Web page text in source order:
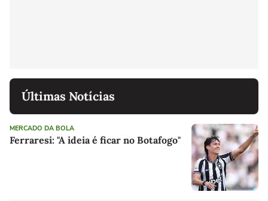
Últimas Notícias
MERCADO DA BOLA
Ferraresi: "A ideia é ficar no Botafogo"